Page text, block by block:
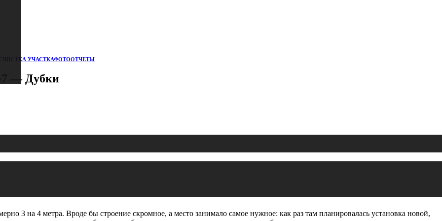
УЧАСТКАФОТООТЧЕТЫ
— Дубки
3 на 4 метра. Вроде бы строение скромное, а место занимало самое нужное: как раз там планировалась установка новой,